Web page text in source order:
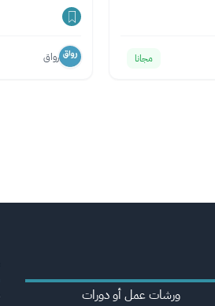
مجانا رواق
ورشات عمل أو دورات